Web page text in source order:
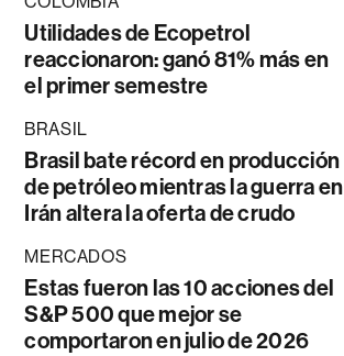
Utilidades de Ecopetrol
reaccionaron: ganó 81% más en
el primer semestre
BRASIL
Brasil bate récord en producción
de petróleo mientras la guerra en
Irán altera la oferta de crudo
MERCADOS
Estas fueron las 10 acciones del
S&P 500 que mejor se
comportaron en julio de 2026